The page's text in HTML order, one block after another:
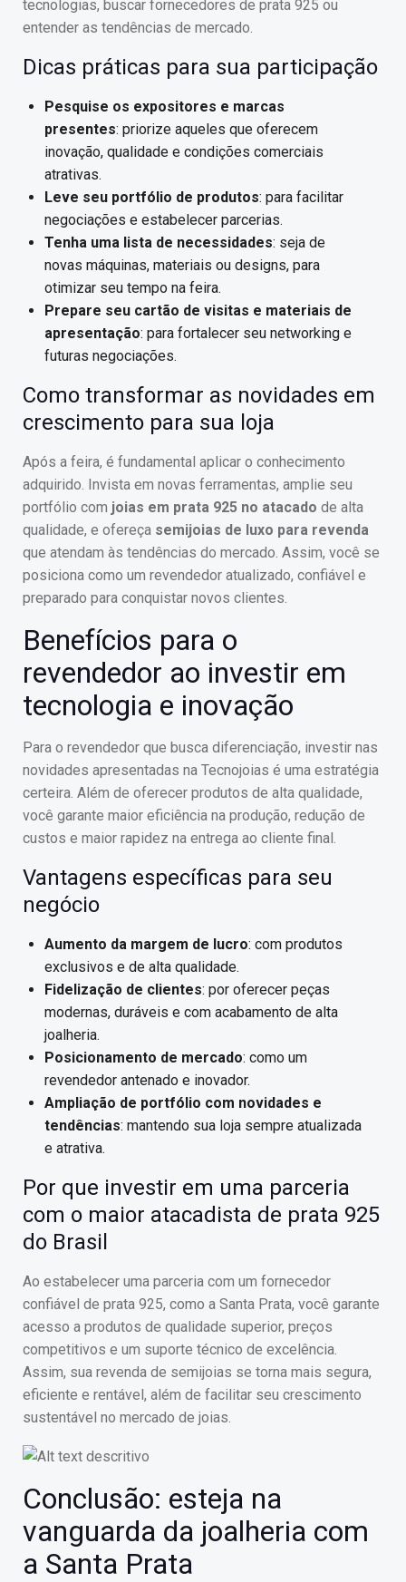
tecnologias, buscar fornecedores de prata 925 ou
entender as tendências de mercado.
Dicas práticas para sua participação
Pesquise os expositores e marcas
presentes: priorize aqueles que oferecem
inovação, qualidade e condições comerciais
atrativas.
Leve seu portfólio de produtos: para facilitar
negociações e estabelecer parcerias.
Tenha uma lista de necessidades: seja de
novas máquinas, materiais ou designs, para
otimizar seu tempo na feira.
Prepare seu cartão de visitas e materiais de
apresentação: para fortalecer seu networking e
futuras negociações.
Como transformar as novidades em
crescimento para sua loja
Após a feira, é fundamental aplicar o conhecimento
adquirido. Invista em novas ferramentas, amplie seu
portfólio com joias em prata 925 no atacado de alta
qualidade, e ofereça semijoias de luxo para revenda
que atendam às tendências do mercado. Assim, você se
posiciona como um revendedor atualizado, confiável e
preparado para conquistar novos clientes.
Benefícios para o
revendedor ao investir em
tecnologia e inovação
Para o revendedor que busca diferenciação, investir nas
novidades apresentadas na Tecnojoias é uma estratégia
certeira. Além de oferecer produtos de alta qualidade,
você garante maior eficiência na produção, redução de
custos e maior rapidez na entrega ao cliente final.
Vantagens específicas para seu
negócio
Aumento da margem de lucro: com produtos
exclusivos e de alta qualidade.
Fidelização de clientes: por oferecer peças
modernas, duráveis e com acabamento de alta
joalheria.
Posicionamento de mercado: como um
revendedor antenado e inovador.
Ampliação de portfólio com novidades e
tendências: mantendo sua loja sempre atualizada
e atrativa.
Por que investir em uma parceria
com o maior atacadista de prata 925
do Brasil
Ao estabelecer uma parceria com um fornecedor
confiável de prata 925, como a Santa Prata, você garante
acesso a produtos de qualidade superior, preços
competitivos e um suporte técnico de excelência.
Assim, sua revenda de semijoias se torna mais segura,
eficiente e rentável, além de facilitar seu crescimento
sustentável no mercado de joias.
Conclusão: esteja na
vanguarda da joalheria com
a Santa Prata